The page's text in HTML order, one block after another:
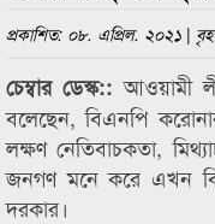
প্রকাশিত: ০৮. এপ্রিল. ২০২১ |
চেম্বার ডেস্ক::আওয়ামী
বলেছেন, বিএনপি
লক্ষণ নেতিবাচকতা,
জনগণ মনে করে এখন
দরকার।